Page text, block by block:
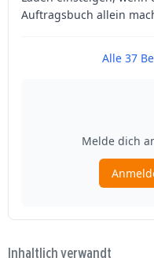
Inhaltlich verwandt